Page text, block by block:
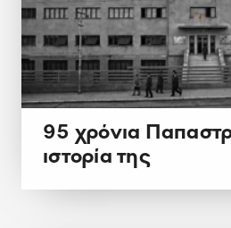
95 χρόνια
ιστορία της